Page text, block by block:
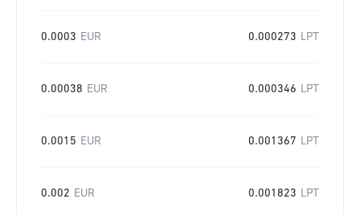
0.0003 EUR 0.000273 LPT
0.00038 EUR 0.000346 LPT
0.0015 EUR 0.001367 LPT
0.002 EUR 0.001823 LPT